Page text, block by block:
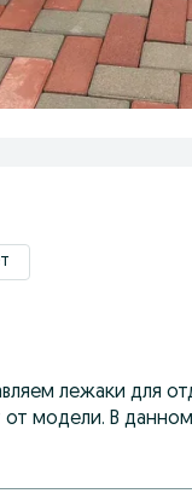
лежаки для
модели. В